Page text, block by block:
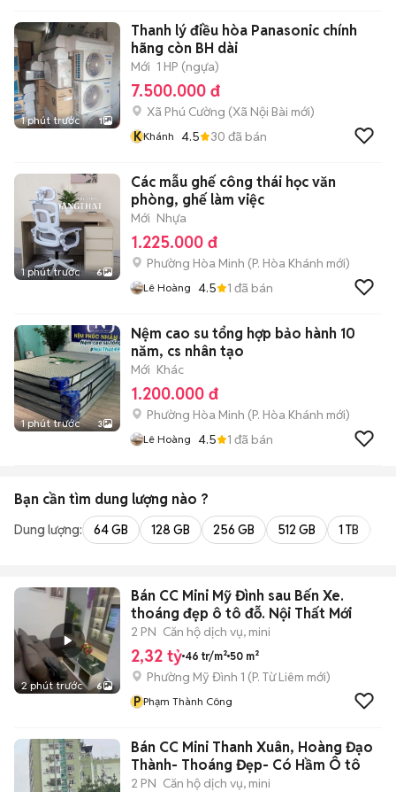
1 phút trước 1
Thanh lý điều hòa Panasonic chính
hãng còn BH dài
Mới 1 HP (ngựa)
7.500.000 đ
Xã Phú Cường (Xã Nội Bài mới)
KKhánh 4.5 30 đã bán
1 phút trước 6
Các mẫu ghế công thái học văn
phòng, ghế làm việc
Mới Nhựa
1.225.000 đ
Phường Hòa Minh (P. Hòa Khánh mới)
Lê Hoàng 4.5 1 đã bán
1 phút trước 3
Nệm cao su tổng hợp bảo hành 10
năm, cs nhân tạo
Mới Khác
1.200.000 đ
Phường Hòa Minh (P. Hòa Khánh mới)
Lê Hoàng 4.5 1 đã bán
Bạn cần tìm dung lượng nào ?
Dung lượng: 64 GB 128 GB 256 GB 512 GB 1 TB
2 phút trước 6
Bán CC Mini Mỹ Đình sau Bến Xe.
thoáng đẹp ô tô đỗ. Nội Thất Mới
2 PN Căn hộ dịch vụ, mini
2,32 tỷ 46 tr/m² 50 m²
Phường Mỹ Đình 1 (P. Từ Liêm mới)
P Phạm Thành Công
Bán CC Mini Thanh Xuân, Hoàng Đạo
Thành- Thoáng Đẹp- Có Hầm Ô tô
2 PN Căn hộ dịch vụ, mini